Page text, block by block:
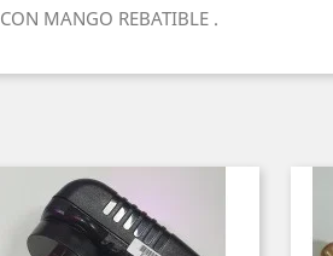
CON MANGO REBATIBLE .